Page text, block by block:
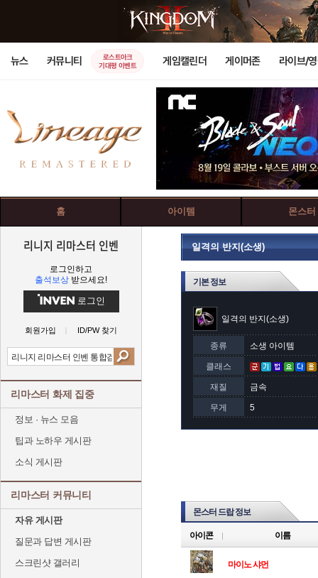
뉴스 커뮤니티
로스트아크
기대평 이벤트
게임캘린더 게이머존 라이브/
홈 아이템 몬스터
리니지 리마스터 인벤
로그인하고
출석보상 받으세요!
로그인
회원가입 ID/PW 찾기
리마스터 화제 집중
정보 · 뉴스 모음
팁과 노하우 게시판
소식 게시판
리마스터 커뮤니티
자유 게시판
질문과 답변 게시판
스크린샷 갤러리
일격의 반지(소생)
기본 정보
일격의 반지(소생)
종류 소생 아이템
클래스
재질 금속
무게 5
몬스터 드랍 정보
아이콘 이름
마이노 샤먼